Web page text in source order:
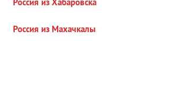
Россия из Махачкалы